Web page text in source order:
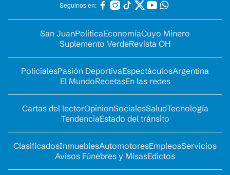
Seguinos en:
San JuanPolíticaEconomíaCuyo Minero
Suplemento VerdeRevista OH
PolicialesPasión DeportivaEspectáculosArgentina
El MundoRecetasEn las redes
Cartas del lectorOpinionSocialesSaludTecnología
TendenciaEstado del tránsito
ClasificadosInmueblesAutomotoresEmpleosServicios
Avisos Fúnebres y MisasEdictos